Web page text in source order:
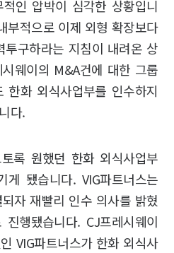
인 압박이 심각한 상황입니
부적으로 이제 외형 확장보다
구하라는 지침이 내려온 상
웨이의 M&A건에 대한 그룹
화 외식사업부를 인수하지
다.
록 원했던 한화 외식사업부
게 됐습니다. VIG파트너스는
자 재빨리 인수 의사를 밝혔
행됐습니다. CJ프레시웨이
VIG파트너스가 한화 외식사